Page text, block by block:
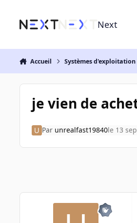
Next
Accueil Systèmes d'exploitation
je vien de
Par unrealfast19840le 13